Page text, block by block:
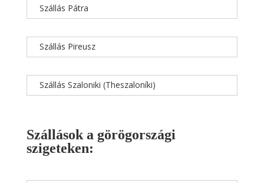
Szállás Pátra
Szállás Pireusz
Szállás Szaloniki (Theszaloníki)
Szállások a görögországi
szigeteken: